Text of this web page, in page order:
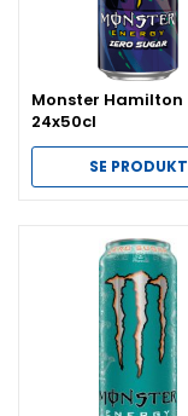
Monster Hamilton
24x50cl
SE PRODUKT